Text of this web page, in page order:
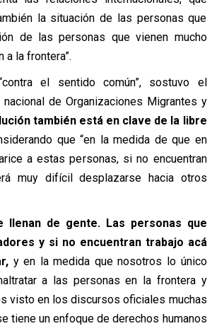
la situación de las personas que
de las personas que vienen mucho
a la frontera”.
el sentido común”, sostuvo el
de Organizaciones Migrantes y
también está en clave de la libre
que “en la medida de que en
a estas personas, si no encuentran
muy difícil desplazarse hacia otros
llenan de gente. Las personas que
y si no encuentran trabajo acá
y en la medida que nosotros lo único
a las personas en la frontera y
visto en los discursos oficiales muchas
tiene un enfoque de derechos humanos